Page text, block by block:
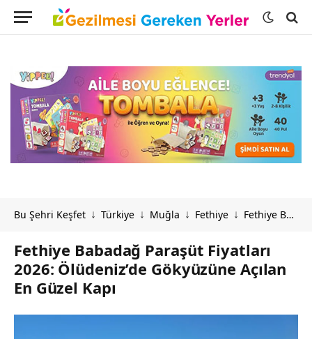
Bu Şehri Keşfet ↓ Türkiye ↓ Muğla ↓ Fethiye ↓ Fethiye Babadağ Paraşüt Fiyatları 2026: Ölüdeniz’de Gökyüzüne Açılan En Güzel Kapı
Fethiye Babadağ Paraşüt Fiyatları
2026: Ölüdeniz’de Gökyüzüne Açılan
En Güzel Kapı